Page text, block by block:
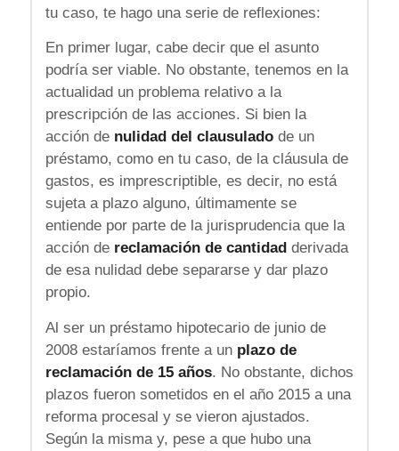
tu caso, te hago una serie de reflexiones:
En primer lugar, cabe decir que el asunto
podría ser viable. No obstante, tenemos en la
actualidad un problema relativo a la
prescripción de las acciones. Si bien la
acción de nulidad del clausuladode un
préstamo, como en tu caso, de la cláusula de
gastos, es imprescriptible, es decir, no está
sujeta a plazo alguno, últimamente se
entiende por parte de la jurisprudencia que la
acción de reclamación de cantidad derivada
de esa nulidad debe separarse y dar plazo
propio.
Al ser un préstamo hipotecario de junio de
2008 estaríamos frente a un plazo de
reclamación de 15 años. No obstante, dichos
plazos fueron sometidos en el año 2015 a una
reforma procesal y se vieron ajustados.
Según la misma y, pese a que hubo una